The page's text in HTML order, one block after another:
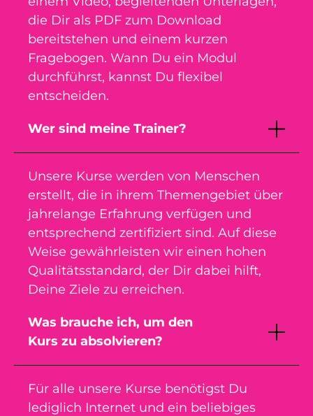
die Dir als PDF zum Download
bereitstehen und einem kurzen
Fragebogen. Wann Du ein Modul
durchführst, kannst Du flexibel
entscheiden.
Wer sind meine Trainer?
Unsere Kurse werden von Menschen
erstellt, die in ihrem Themengebiet über
jahrelange Erfahrung verfügen und
entsprechend zertifiziert sind. Auf diese
Weise gewährleisten wir einen hohen
Qualitätsstandard, der Dir dabei hilft,
Deine Ziele zu erreichen.
Was brauche ich, um den
Kurs zu absolvieren?
Für alle unsere Kurse benötigst Du
lediglich Internet und ein beliebiges